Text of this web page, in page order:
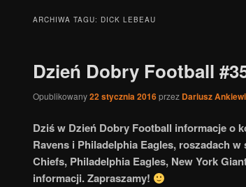
tekstu
widgetów
ARCHIWA TAGU: DICK LEBEAU
Dzień Dobry Football
Opublikowany22 stycznia 2016przez Dariusz
Dziś w Dzień Dobry Football informacje o
Ravens i Philadelphia Eagles, roszadach
Chiefs, Philadelphia Eagles, New York
informacji. Zapraszamy!